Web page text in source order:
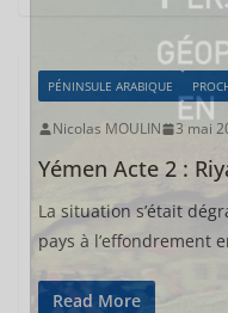
PÉNINSULE ARABIQUE
Nicolas MOULIN 3 mai
Yémen Acte 2 :
La situation s’était
pays à l’effondrement
Read More